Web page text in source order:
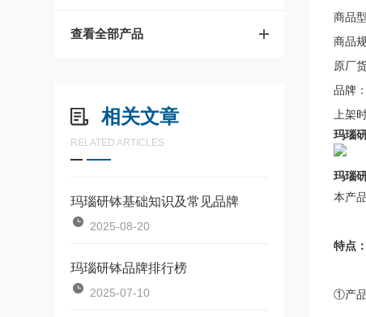
查看全部产品
相关文章
RELATED ARTICLES
玛瑙研钵基础知识及常见品牌
2025-08-20
玛瑙研钵品牌排行榜
2025-07-10
商品
商品
原厂
品牌
上架
玛瑙
玛瑙
本产
特点：
①产品